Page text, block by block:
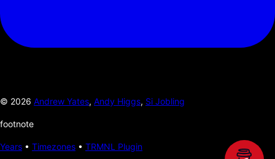
© 2026 Andrew Yates, Andy Higgs, Si Jobling
footnote
Years • Timezones • TRMNL Plugin